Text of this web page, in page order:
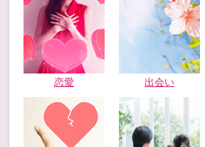
恋愛 出会い